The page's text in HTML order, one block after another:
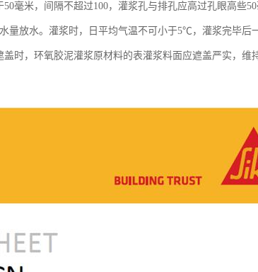
毫米，间隔不超过100，灌浆孔与排孔应高过孔眼高些
量放水。灌浆时，日平均气温不可小于5℃，灌浆完毕后
时，环氧胶泥灌浆原材料的表灌浆料面应遮盖严实，维